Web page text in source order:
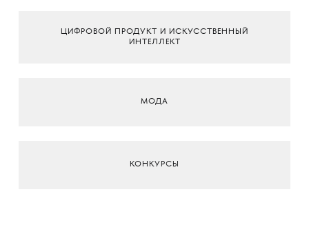
ЦИФРОВОЙ ПРОДУКТ И ИСКУССТВЕННЫЙ
ИНТЕЛЛЕКТ
МОДА
КОНКУРСЫ